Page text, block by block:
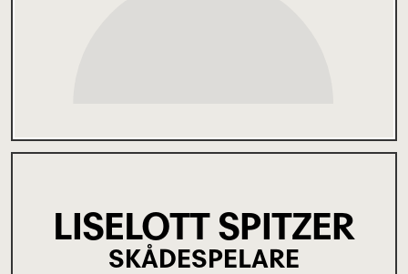
LISELOTT SPITZER
SKÅDESPELARE